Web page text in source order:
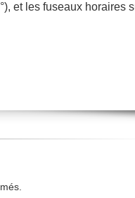
et les fuseaux horaires